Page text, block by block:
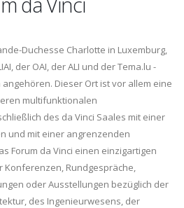
Duchesse Charlotte in Luxemburg,
der OAI, der ALI und der Tema.lu -
Dieser Ort ist vor allem eine
multifunktionalen
des da Vinci Saales mit einer
und mit einer angrenzenden
Forum da Vinci einen einzigartigen
Konferenzen, Rundgespräche,
oder Ausstellungen bezüglich der
des Ingenieurwesens, der